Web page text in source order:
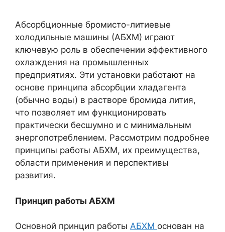
Абсорбционные бромисто-литиевые
холодильные машины (АБХМ) играют
ключевую роль в обеспечении эффективного
охлаждения на промышленных
предприятиях. Эти установки работают на
основе принципа абсорбции хладагента
(обычно воды) в растворе бромида лития,
что позволяет им функционировать
практически бесшумно и с минимальным
энергопотреблением. Рассмотрим подробнее
принципы работы АБХМ, их преимущества,
области применения и перспективы
развития.
Принцип работы АБХМ
Основной принцип работы АБХМ основан на